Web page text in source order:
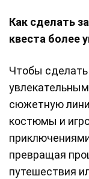
Как сделать
квеста более
Чтобы сделать
сюжетную
костюмы и
превращая
путешествия